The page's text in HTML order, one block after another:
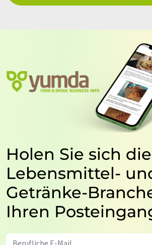
Holen Sie sich die
Lebensmittel-
Getränke-
Ihren